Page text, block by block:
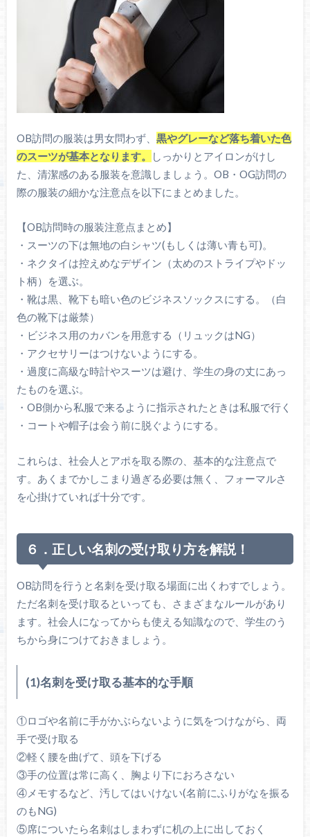
OB訪問の服装は男女問わず、 黒やグレーなど落ち着いた色
のスーツが基本となります。
しっかりとアイロンがけし
た、清潔感のある服装を意識しましょう。OB・OG訪問の
際の服装の細かな注意点を以下にまとめました。
【OB訪問時の服装注意点まとめ】
・スーツの下は無地の白シャツ(もしくは薄い青も可)。
・ネクタイは控えめなデザイン（太めのストライプやドッ
ト柄）を選ぶ。
・靴は黒、靴下も暗い色のビジネスソックスにする。（白
色の靴下は厳禁）
・ビジネス用のカバンを用意する（リュックはNG）
・アクセサリーはつけないようにする。
・過度に高級な時計やスーツは避け、学生の身の丈にあっ
たものを選ぶ。
・OB側から私服で来るように指示されたときは私服で行く
・コートや帽子は会う前に脱ぐようにする。
これらは、社会人とアポを取る際の、基本的な注意点で
す。あくまでかしこまり過ぎる必要は無く、フォーマルさ
を心掛けていれば十分です。
６．正しい名刺の受け取り方を解説！
OB訪問を行うと名刺を受け取る場面に出くわすでしょう。
ただ名刺を受け取るといっても、さまざまなルールがあり
ます。社会人になってからも使える知識なので、学生のう
ちから身につけておきましょう。
(1)名刺を受け取る基本的な手順
①ロゴや名前に手がかぶらないように気をつけながら、両
手で受け取る
②軽く腰を曲げて、頭を下げる
③手の位置は常に高く、胸より下におろさない
④メモするなど、汚してはいけない(名前にふりがなを振る
のもNG)
⑤席についたら名刺はしまわずに机の上に出しておく